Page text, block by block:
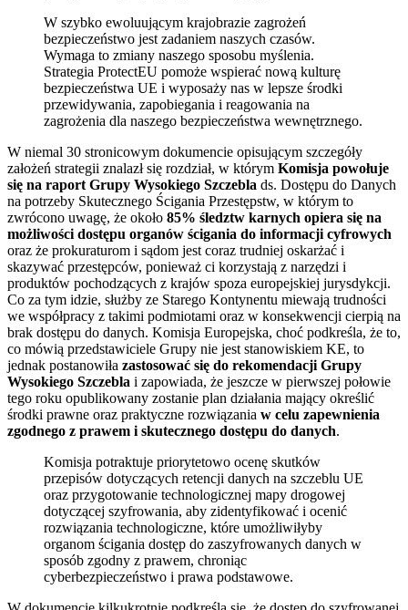
W szybko ewoluującym krajobrazie zagrożeń
bezpieczeństwo jest zadaniem naszych czasów.
Wymaga to zmiany naszego sposobu myślenia.
Strategia ProtectEU pomoże wspierać nową kulturę
bezpieczeństwa UE i wyposaży nas w lepsze środki
przewidywania, zapobiegania i reagowania na
zagrożenia dla naszego bezpieczeństwa wewnętrznego.
W niemal 30 stronicowym dokumencie opisującym szczegóły
założeń strategii znalazł się rozdział, w którym Komisja powołuje
się na raport Grupy Wysokiego Szczebla ds. Dostępu do Danych
na potrzeby Skutecznego Ścigania Przestępstw, w którym to
zwrócono uwagę, że około 85% śledztw karnych opiera się na
możliwości dostępu organów ścigania do informacji cyfrowych
oraz że prokuraturom i sądom jest coraz trudniej oskarżać i
skazywać przestępców, ponieważ ci korzystają z narzędzi i
produktów pochodzących z krajów spoza europejskiej jurysdykcji.
Co za tym idzie, służby ze Starego Kontynentu miewają trudności
we współpracy z takimi podmiotami oraz w konsekwencji cierpią na
brak dostępu do danych. Komisja Europejska, choć podkreśla, że to,
co mówią przedstawiciele Grupy nie jest stanowiskiem KE, to
jednak postanowiła zastosować się do rekomendacji Grupy
Wysokiego Szczebla i zapowiada, że jeszcze w pierwszej połowie
tego roku opublikowany zostanie plan działania mający określić
środki prawne oraz praktyczne rozwiązania w celu zapewnienia
zgodnego z prawem i skutecznego dostępu do danych.
Komisja potraktuje priorytetowo ocenę skutków
przepisów dotyczących retencji danych na szczeblu UE
oraz przygotowanie technologicznej mapy drogowej
dotyczącej szyfrowania, aby zidentyfikować i ocenić
rozwiązania technologiczne, które umożliwiłyby
organom ścigania dostęp do zaszyfrowanych danych w
sposób zgodny z prawem, chroniąc
cyberbezpieczeństwo i prawa podstawowe.